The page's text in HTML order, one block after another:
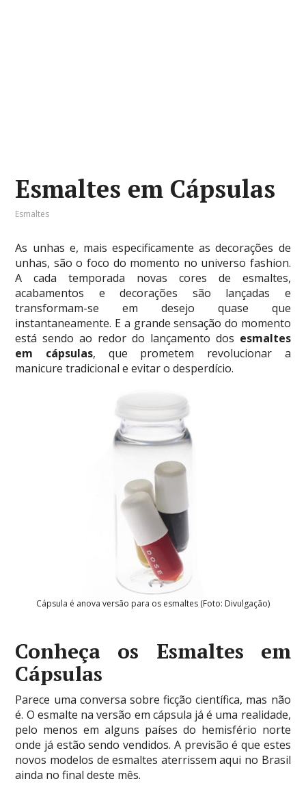
Esmaltes em Cápsulas
Esmaltes
As unhas e, mais especificamente as decorações de
unhas, são o foco do momento no universo fashion.
A cada temporada novas cores de esmaltes,
acabamentos e decorações são lançadas e
transformam-se em desejo quase que
instantaneamente. E a grande sensação do momento
está sendo ao redor do lançamento dos esmaltes
em cápsulas, que prometem revolucionar a
manicure tradicional e evitar o desperdício.
Cápsula é anova versão para os esmaltes (Foto: Divulgação)
Conheça os Esmaltes em
Cápsulas
Parece uma conversa sobre ficção científica, mas não
é. O esmalte na versão em cápsula já é uma realidade,
pelo menos em alguns países do hemisfério norte
onde já estão sendo vendidos. A previsão é que estes
novos modelos de esmaltes aterrissem aqui no Brasil
ainda no final deste mês.